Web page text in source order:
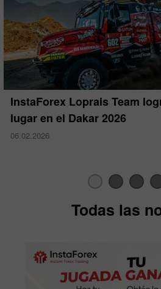
InstaForex Loprais Team
lugar en el Dakar 2026
06.02.2026
Todas las